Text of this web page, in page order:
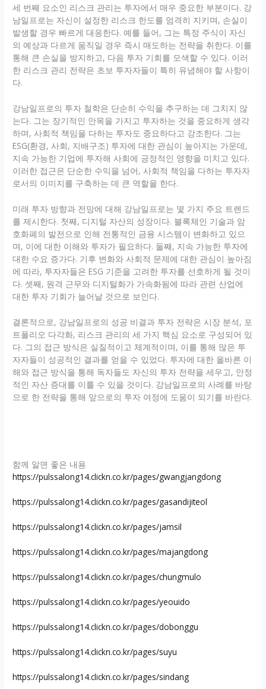
세 번째 요소인 리스크 관리는 투자에서 매우 중요한 부분이다. 강
남일프로는 자신이 설정한 리스크 한도를 엄격히 지키며, 손실이
발생할 경우 빠르게 대응한다. 예를 들어, 그는 특정 주식이 자신
의 예상과 다르게 움직일 경우 즉시 매도하는 전략을 취한다. 이를
통해 큰 손실을 방지하고, 다음 투자 기회를 모색할 수 있다. 이러
한 리스크 관리 전략은 초보 투자자들이 특히 유념해야 할 사항이
다.
강남일프로의 투자 철학은 단순히 수익을 추구하는 데 그치지 않
는다. 그는 장기적인 안목을 가지고 투자하는 것을 중요하게 생각
하며, 사회적 책임을 다하는 투자도 중요하다고 강조한다. 그는
ESG(환경, 사회, 지배구조) 투자에 대한 관심이 높아지는 가운데,
지속 가능한 기업에 투자해 사회에 긍정적인 영향을 미치고 있다.
이러한 접근은 단순한 수익을 넘어, 사회적 책임을 다하는 투자자
로서의 이미지를 구축하는 데 큰 역할을 한다.
미래 투자 방향과 전망에 대해 강남일프로는 몇 가지 주요 트렌드
를 제시한다. 첫째, 디지털 자산의 성장이다. 블록체인 기술과 암
호화폐의 발전으로 인해 전통적인 금융 시스템이 변화하고 있으
며, 이에 대한 이해와 투자가 필요하다. 둘째, 지속 가능한 투자에
대한 수요 증가다. 기후 변화와 사회적 문제에 대한 관심이 높아짐
에 따라, 투자자들은 ESG 기준을 고려한 투자를 선호하게 될 것이
다. 셋째, 원격 근무와 디지털화가 가속화됨에 따라 관련 산업에
대한 투자 기회가 늘어날 것으로 보인다.
결론적으로, 강남일프로의 성공 비결과 투자 전략은 시장 분석, 포
트폴리오 다각화, 리스크 관리의 세 가지 핵심 요소로 구성되어 있
다. 그의 접근 방식은 실질적이고 체계적이며, 이를 통해 많은 투
자자들이 성공적인 결과를 얻을 수 있었다. 투자에 대한 올바른 이
해와 접근 방식을 통해 독자들도 자신의 투자 전략을 세우고, 안정
적인 자산 증대를 이룰 수 있을 것이다. 강남일프로의 사례를 바탕
으로 한 전략을 통해 앞으로의 투자 여정에 도움이 되기를 바란다.
함께 알면 좋은 내용
https://pulssalong14.clickn.co.kr/pages/gwangjangdong
https://pulssalong14.clickn.co.kr/pages/gasandijiteol
https://pulssalong14.clickn.co.kr/pages/jamsil
https://pulssalong14.clickn.co.kr/pages/majangdong
https://pulssalong14.clickn.co.kr/pages/chungmulo
https://pulssalong14.clickn.co.kr/pages/yeouido
https://pulssalong14.clickn.co.kr/pages/dobonggu
https://pulssalong14.clickn.co.kr/pages/suyu
https://pulssalong14.clickn.co.kr/pages/sindang